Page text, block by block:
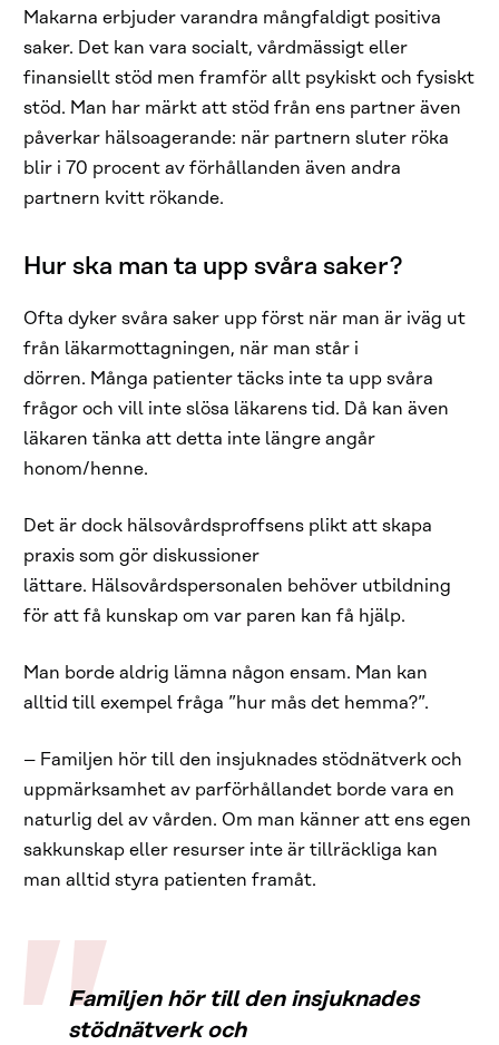
Makarna erbjuder varandra mångfaldigt positiva
saker. Det kan vara socialt, vårdmässigt eller
finansiellt stöd men framför allt psykiskt och fysiskt
stöd. Man har märkt att stöd från ens partner även
påverkar hälsoagerande: när partnern sluter röka
blir i 70 procent av förhållanden även andra
partnern kvitt rökande.
Hur ska man ta upp svåra saker?
Ofta dyker svåra saker upp först när man är iväg ut
från läkarmottagningen, när man står i
dörren. Många patienter täcks inte ta upp svåra
frågor och vill inte slösa läkarens tid. Då kan även
läkaren tänka att detta inte längre angår
honom/henne.
Det är dock hälsovårdsproffsens plikt att skapa
praxis som gör diskussioner
lättare. Hälsovårdspersonalen behöver utbildning
för att få kunskap om var paren kan få hjälp.
Man borde aldrig lämna någon ensam. Man kan
alltid till exempel fråga ”hur mås det hemma?”.
– Familjen hör till den insjuknades stödnätverk och
uppmärksamhet av parförhållandet borde vara en
naturlig del av vården. Om man känner att ens egen
sakkunskap eller resurser inte är tillräckliga kan
man alltid styra patienten framåt.
Familjen hör till den insjuknades
stödnätverk och